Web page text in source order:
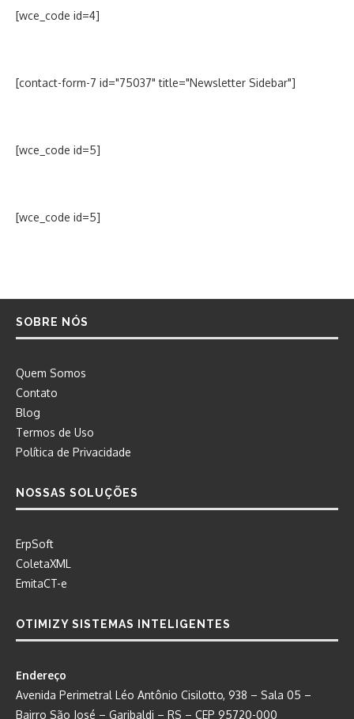
[wce_code id=4]
[contact-form-7 id="75037" title="Newsletter Sidebar"]
[wce_code id=5]
[wce_code id=5]
SOBRE NÓS
Quem Somos
Contato
Blog
Termos de Uso
Política de Privacidade
NOSSAS SOLUÇÕES
ErpSoft
ColetaXML
EmitaCT-e
OTIMIZY SISTEMAS INTELIGENTES
Endereço
Avenida Perimetral Léo Antônio Cisilotto, 938 – Sala 05 –
Bairro São José – Garibaldi – RS – CEP 95720-000